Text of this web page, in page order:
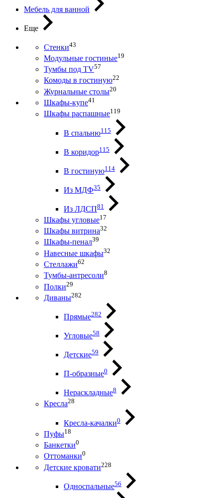
Мебель для ванной
Еще
Стенки43
Модульные гостиные19
Тумбы под ТV57
Комоды в гостиную22
Журнальные столы20
Шкафы-купе41
Шкафы распашные119
В спальню115
В коридор115
В гостиную114
Из МДФ35
Из ЛДСП81
Шкафы угловые17
Шкафы витрина32
Шкафы-пенал39
Навесные шкафы32
Стеллажи62
Тумбы-антресоли8
Полки29
Диваны282
Прямые282
Угловые58
Детские59
П-образные0
Нераскладные8
Кресла28
Кресла-качалки0
Пуфы18
Банкетки0
Оттоманки0
Детские кровати228
Односпальные56